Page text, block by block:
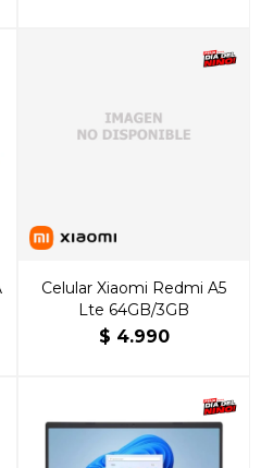
Celular Xiaomi Redmi A5
Lte 64GB/3GB
$ 4.990